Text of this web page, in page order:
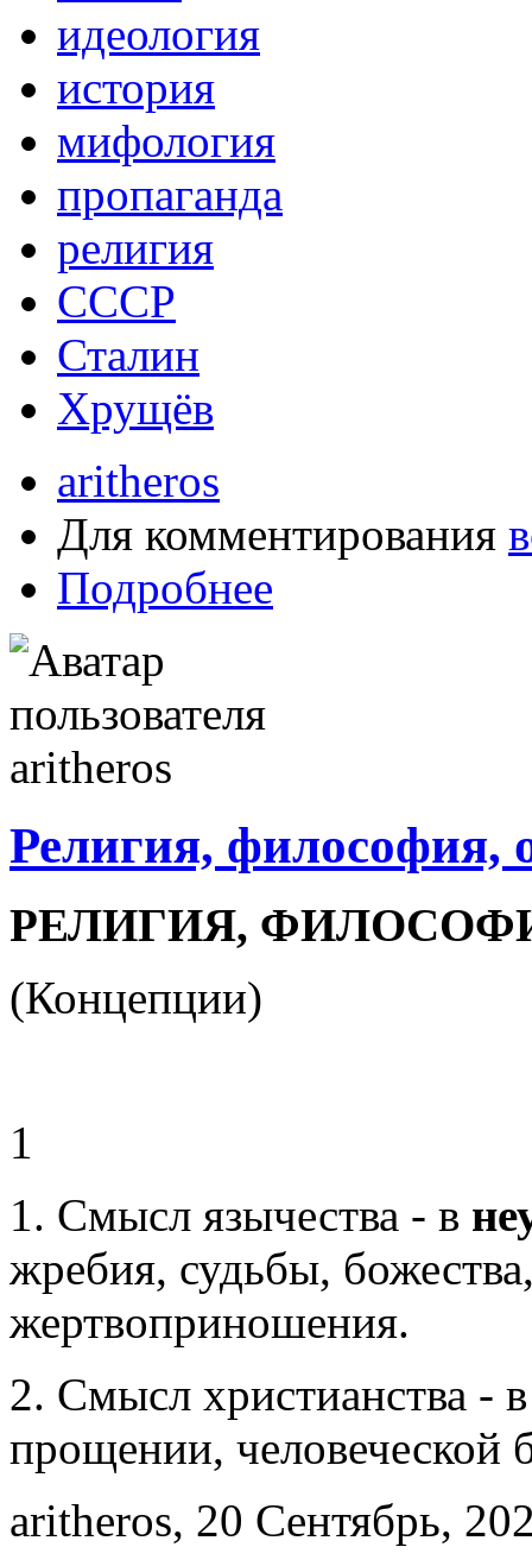
идеология
история
мифология
пропаганда
религия
СССР
Сталин
Хрущёв
aritheros
Для комментирования
Подробнее
Религия, философия,
РЕЛИГИЯ,
(Концепции)
1
1. Смысл язычества - в
жребия, судьбы,
жертвоприношения.
2. Смысл христианства -
прощении, человеческой
aritheros, 20 Сентябрь,